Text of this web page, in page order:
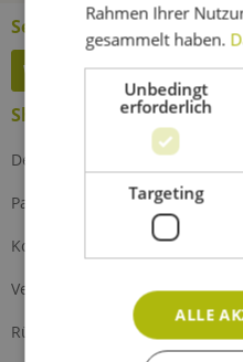
Service Hotline
Widerruf erklären
Shop Service
Defektes Produkt
Partnerprogramm
Kontakt
Versand und Zahlung
Rückgabe
Rahmen Ihrer
gesammelt haben.
Unbedingt
erforderlich
Targeting
ALLE